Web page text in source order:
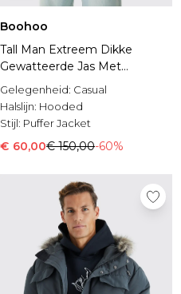
Boohoo
Tall Man Extreem Dikke
Gewatteerde Jas Met
Capuchon In Dusty Blue
Gelegenheid: Casual
Halslijn: Hooded
Stijl: Puffer Jacket
€ 60,00€ 150,00-60%